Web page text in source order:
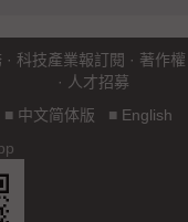
· 科技產業報訂閱 · 著作權
· 人才招募
■ 中文简体版 ■ English